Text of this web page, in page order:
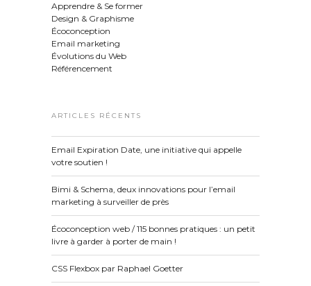
Apprendre & Se former
Design & Graphisme
Écoconception
Email marketing
Évolutions du Web
Référencement
ARTICLES RÉCENTS
Email Expiration Date, une initiative qui appelle
votre soutien !
Bimi & Schema, deux innovations pour l’email
marketing à surveiller de près
Écoconception web / 115 bonnes pratiques : un petit
livre à garder à porter de main !
CSS Flexbox par Raphael Goetter